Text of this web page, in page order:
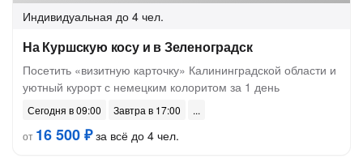
Индивидуальная до 4 чел.
На Куршскую косу и в Зеленоградск
Посетить «визитную карточку» Калининградской области и
уютный курорт с немецким колоритом за 1 день
Сегодня в 09:00
Завтра в 17:00
от 16 500 ₽за всё до 4 чел.